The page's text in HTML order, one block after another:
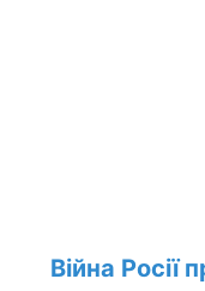
Війна Росії